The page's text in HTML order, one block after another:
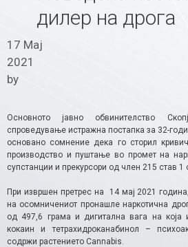
дилер на дрога
17 Мај
2021
by
Основното јавно обвинителство
спроведување истражна постапка за 32-
основано сомнение дека го сторил
производство и пуштање во промет на
супстанции и прекурсори од член 215 став 1
При извршен претрес на 14 мај 2021
на осомничениот пронашле наркотична
од 497,6 грама и дигитална вага на која
кокаин и тетрахидроканабинол –
содржи растението Cannabis.